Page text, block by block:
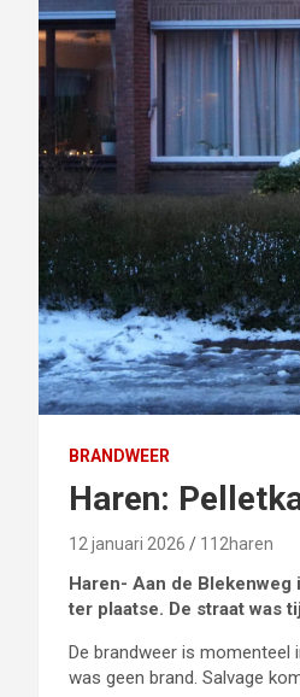
BRANDWEER
Haren:
12 januari 2026 112haren
Haren- Aan de
ter plaatse. De straat was
De brandweer is momenteel
was geen brand. Salvage